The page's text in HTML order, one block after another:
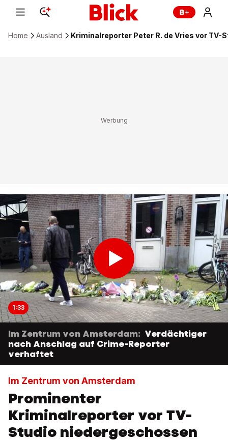
Home Ausland Kriminalreporter Peter R. de Vries vor TV-
1:33
Im Zentrum von Amsterdam: Verdächtiger
nach Anschlag auf Crime-Reporter
verhaftet
Im Zentrum von Amsterdam
Prominenter
Kriminalreporter vor TV-
Studio niedergeschossen